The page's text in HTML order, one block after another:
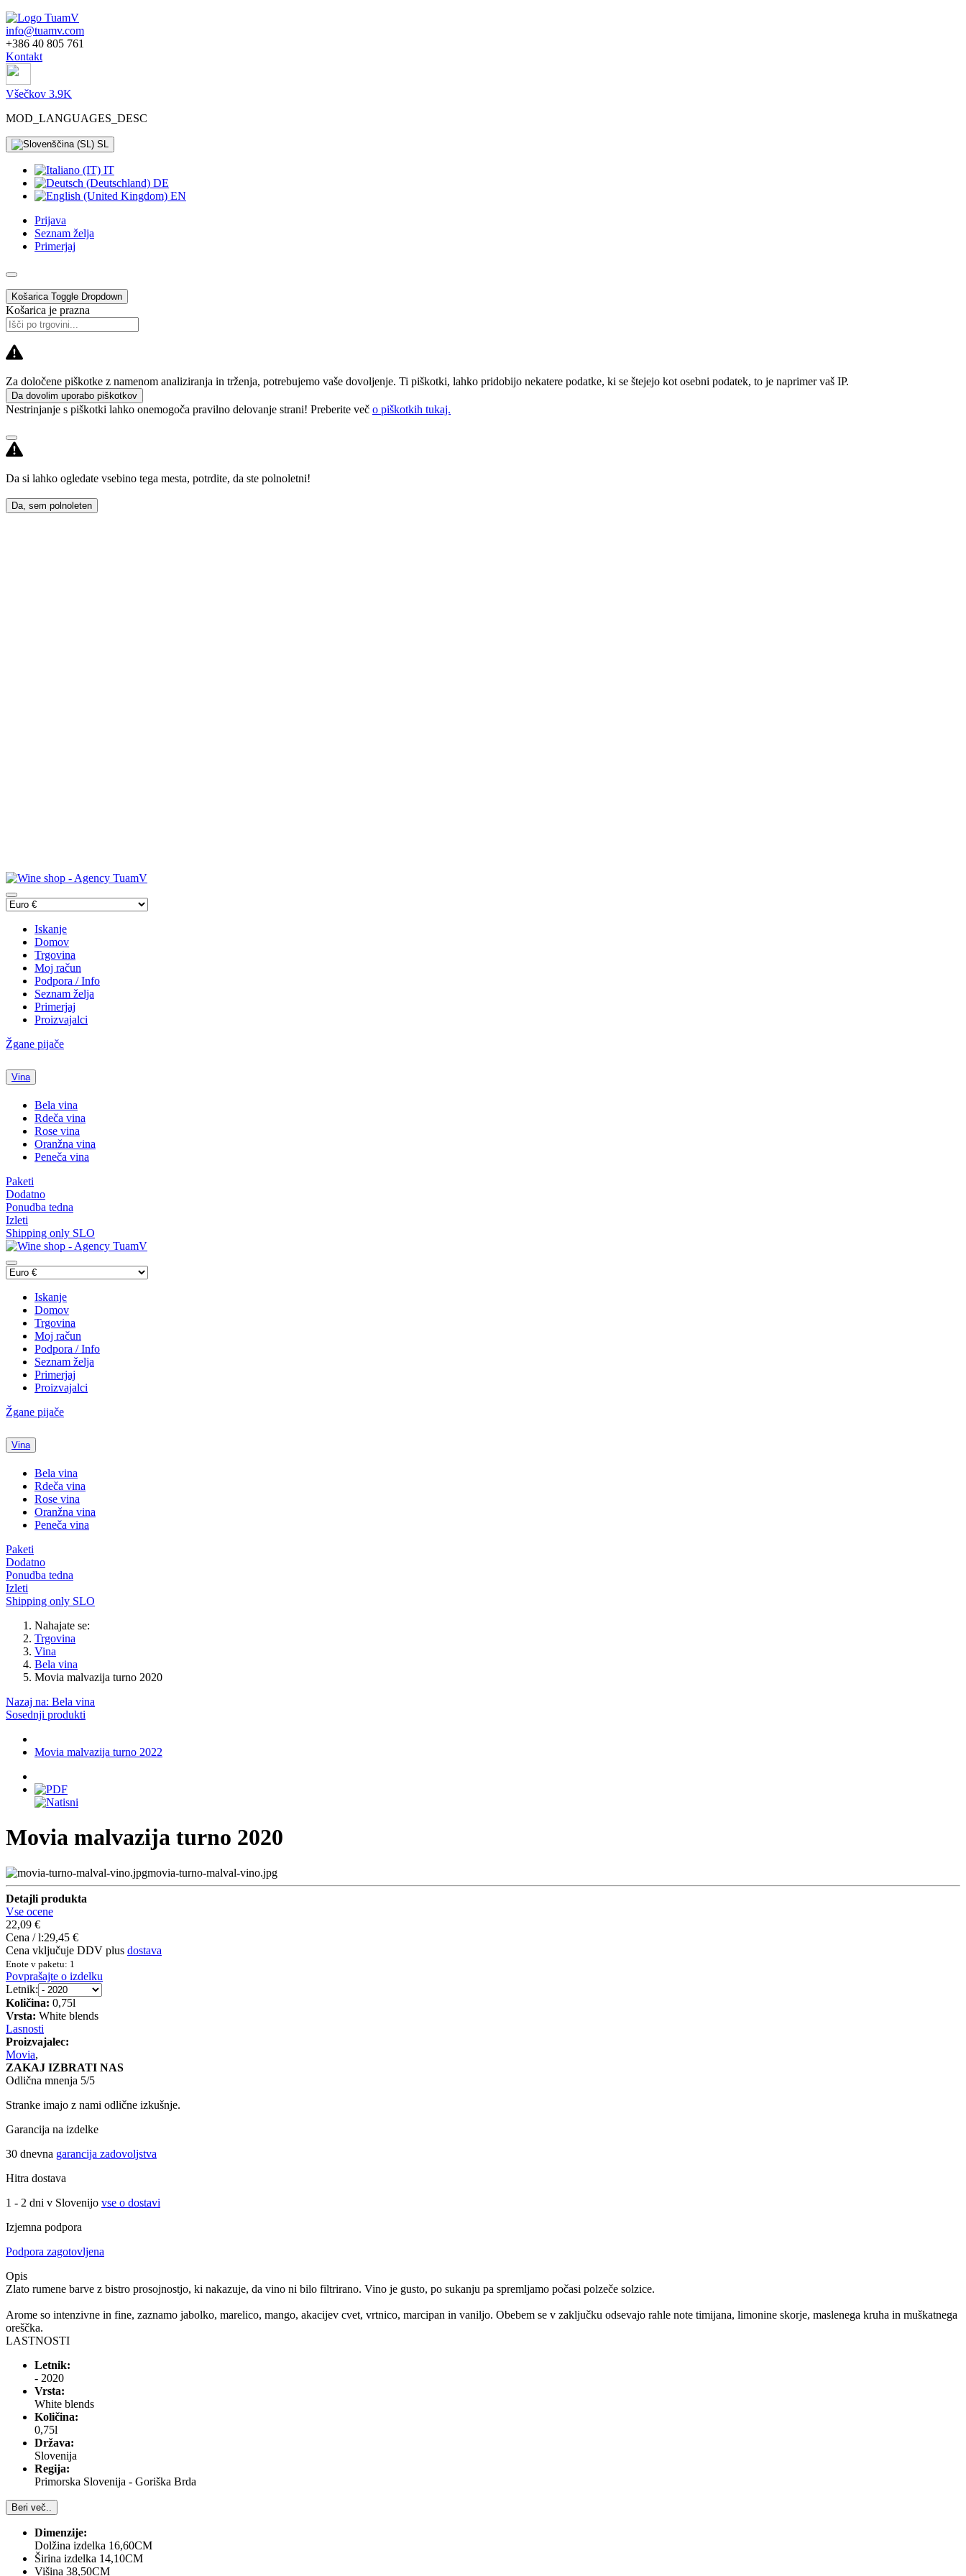
info@tuamv.com
+386 40 805 761
Kontakt
Všečkov 3.9K
MOD_LANGUAGES_DESC
SL
IT
DE
EN
Prijava
Seznam želja
Primerjaj
Košarica Toggle Dropdown
Košarica je prazna
Za določene piškotke z namenom analiziranja in trženja, potrebujemo vaše dovoljenje. Ti piškotki, lahko pridobijo nekatere podatke, ki se štejejo kot osebni podatek, to je naprimer vaš IP.
Da dovolim uporabo piškotkov
Nestrinjanje s piškotki lahko onemogoča pravilno delovanje strani! Preberite več o piškotkih tukaj.
Da si lahko ogledate vsebino tega mesta, potrdite, da ste polnoletni!
Da, sem polnoleten
Iskanje
Domov
Trgovina
Moj račun
Podpora / Info
Seznam želja
Primerjaj
Proizvajalci
Žgane pijače
Vina
Bela vina
Rdeča vina
Rose vina
Oranžna vina
Peneča vina
Paketi
Dodatno
Ponudba tedna
Izleti
Shipping only SLO
Iskanje
Domov
Trgovina
Moj račun
Podpora / Info
Seznam želja
Primerjaj
Proizvajalci
Žgane pijače
Vina
Bela vina
Rdeča vina
Rose vina
Oranžna vina
Peneča vina
Paketi
Dodatno
Ponudba tedna
Izleti
Shipping only SLO
Nahajate se:
Trgovina
Vina
Bela vina
Movia malvazija turno 2020
Nazaj na: Bela vina
Sosednji produkti
Movia malvazija turno 2022
Movia malvazija turno 2020
movia-turno-malval-vino.jpg
Detajli produkta
Vse ocene
22,09 €
Cena / l:29,45 €
Cena vključuje DDV plus dostava
Enote v paketu: 1
Povprašajte o izdelku
Letnik:
Količina: 0,75l
Vrsta: White blends
Lasnosti
Proizvajalec:
Movia,
ZAKAJ IZBRATI NAS
Odlična mnenja 5/5
Stranke imajo z nami odlične izkušnje.
Garancija na izdelke
30 dnevna garancija zadovoljstva
Hitra dostava
1 - 2 dni v Slovenijo vse o dostavi
Izjemna podpora
Podpora zagotovljena
Opis
Zlato rumene barve z bistro prosojnostjo, ki nakazuje, da vino ni bilo filtrirano. Vino je gusto, po sukanju pa spremljamo počasi polzeče solzice.
Arome so intenzivne in fine, zaznamo jabolko, marelico, mango, akacijev cvet, vrtnico, marcipan in vaniljo. Obebem se v zaključku odsevajo rahle note timijana, limonine skorje, maslenega kruha in muškatnega
oreščka.
LASTNOSTI
Letnik:
- 2020
Vrsta:
White blends
Količina:
0,75l
Država:
Slovenija
Regija:
Primorska Slovenija - Goriška Brda
Beri več..
Dimenzije:
Dolžina izdelka 16,60CM
Širina izdelka 14,10CM
Višina 38,50CM